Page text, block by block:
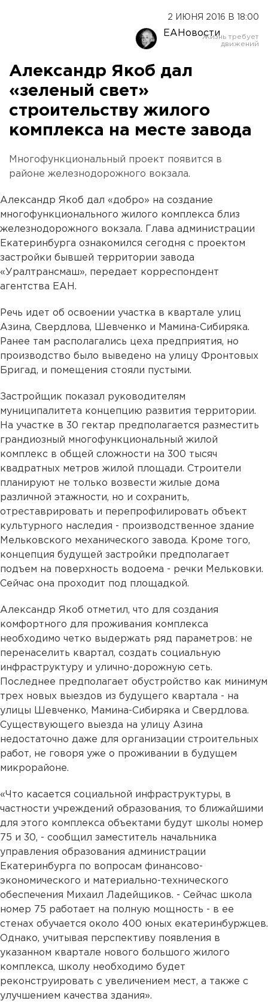
2 ИЮНЯ 2016 В 18:00
ЕАНовости
Александр Якоб дал
«зеленый свет»
строительству жилого
комплекса на месте завода
Многофункциональный проект появится в
районе железнодорожного вокзала.
Александр Якоб дал «добро» на создание
многофункционального жилого комплекса близ
железнодорожного вокзала. Глава администрации
Екатеринбурга ознакомился сегодня с проектом
застройки бывшей территории завода
«Уралтрансмаш», передает корреспондент
агентства ЕАН.
Речь идет об освоении участка в квартале улиц
Азина, Свердлова, Шевченко и Мамина-Сибиряка.
Ранее там располагались цеха предприятия, но
производство было выведено на улицу Фронтовых
Бригад, и помещения стояли пустыми.
Застройщик показал руководителям
муниципалитета концепцию развития территории.
На участке в 30 гектар предполагается разместить
грандиозный многофункциональный жилой
комплекс в общей сложности на 300 тысяч
квадратных метров жилой площади. Строители
планируют не только возвести жилые дома
различной этажности, но и сохранить,
отреставрировать и перепрофилировать объект
культурного наследия - производственное здание
Мельковского механического завода. Кроме того,
концепция будущей застройки предполагает
подъем на поверхность водоема - речки Мельковки.
Сейчас она проходит под площадкой.
Александр Якоб отметил, что для создания
комфортного для проживания комплекса
необходимо четко выдержать ряд параметров: не
перенаселить квартал, создать социальную
инфраструктуру и улично-дорожную сеть.
Последнее предполагает обустройство как минимум
трех новых выездов из будущего квартала - на
улицы Шевченко, Мамина-Сибиряка и Свердлова.
Существующего выезда на улицу Азина
недостаточно даже для организации строительных
работ, не говоря уже о проживании в будущем
микрорайоне.
«Что касается социальной инфраструктуры, в
частности учреждений образования, то ближайшими
для этого комплекса объектами будут школы номер
75 и 30, - сообщил заместитель начальника
управления образования администрации
Екатеринбурга по вопросам финансово-
экономического и материально-технического
обеспечения Михаил Ладейщиков. - Сейчас школа
номер 75 работает на полную мощность - в ее
стенах обучается около 400 юных екатеринбуржцев.
Однако, учитывая перспективу появления в
указанном квартале нового большого жилого
комплекса, школу необходимо будет
реконструировать с увеличением мест, а также с
улучшением качества здания».